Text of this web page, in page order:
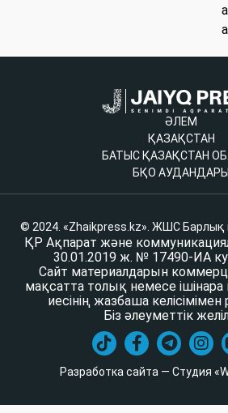
ӘЛЕМ
ҚАЗАҚСТАН
БАТЫС ҚАЗАҚСТАН
БҚО АУДАНДАРЫ
© 2024. «Zhaikpress.kz». ЖШС Барлық
ҚР Ақпарат және
30.01.2019 ж. № 17490-ИА
Сайт материалдарын
мақсатта толық немесе ішінара
иесінің жазбаша келісімімен
Біз әлеуметтік
Разработка сайта — Студия